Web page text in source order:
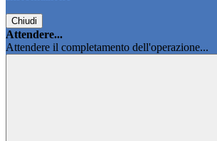
Chiudi
Attendere...
Attendere il completamento dell'operazione...